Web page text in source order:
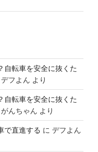
自転車を安全に抜くた
デフよん より
自転車を安全に抜くた
がんちゃん より
で直進する に デフよん